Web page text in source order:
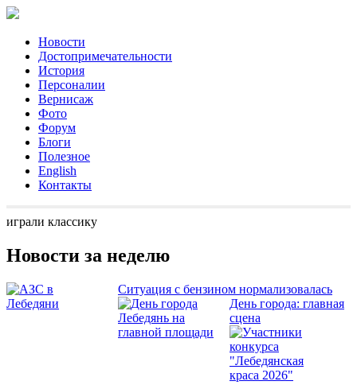
Новости
Достопримечательности
История
Персоналии
Вернисаж
Фото
Форум
Блоги
Полезное
English
Контакты
играли классику
Новости за неделю
Ситуация с бензином нормализовалась
День города: главная
сцена